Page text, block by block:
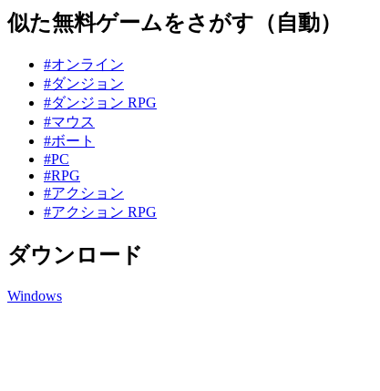
似た無料ゲームをさがす（自動）
#オンライン
#ダンジョン
#ダンジョン RPG
#マウス
#ボート
#PC
#RPG
#アクション
#アクション RPG
ダウンロード
Windows